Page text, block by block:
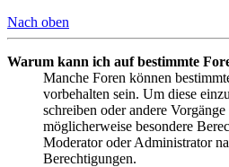
Nach oben
Warum kann ich auf bestimmte
Manche Foren können
vorbehalten sein. Um diese
schreiben oder andere
möglicherweise besondere
Moderator oder Administrator
Berechtigungen.